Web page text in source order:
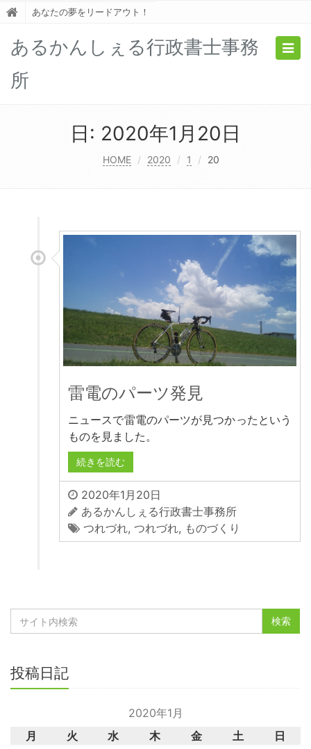
あなたの夢をリードアウト！
あるかんしぇる行政書士事務
所
日: 2020年1月20日
HOME 2020 1 20
雷電のパーツ発見
ニュースで雷電のパーツが見つかったという
ものを見ました。
続きを読む
2020年1月20日
あるかんしぇる行政書士事務所
つれづれ, つれづれ, ものづくり
投稿日記
2020年1月
月
火 水 木 金 土
日